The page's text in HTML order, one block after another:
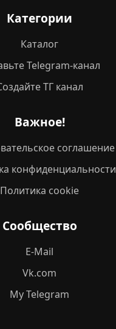
Категории
Каталог
Telegram-канал
ТГ канал
Важное!
соглашение
конфиденциальности
Политика cookie
Сообщество
E-Mail
Vk.com
My Telegram